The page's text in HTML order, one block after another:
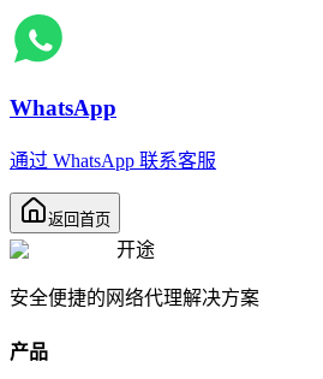
WhatsApp
通过 WhatsApp 联系客服
返回首页
开途
安全便捷的网络代理解决方案
产品